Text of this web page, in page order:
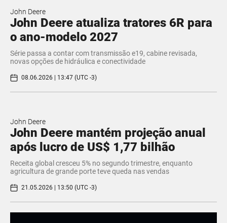
John Deere
John Deere atualiza tratores 6R para
o ano-modelo 2027
Série passa a contar com transmissão e19, cabine revisada,
novas opções de hidráulica e conectividade
08.06.2026 | 13:47 (UTC -3)
John Deere
John Deere mantém projeção anual
após lucro de US$ 1,77 bilhão
Receita global cresceu 5% no segundo trimestre, enquanto
agricultura de grande porte teve queda nas vendas
21.05.2026 | 13:50 (UTC -3)